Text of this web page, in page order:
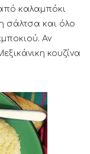
καλαμπόκι
σάλτσα και όλο
Αν
κουζίνα